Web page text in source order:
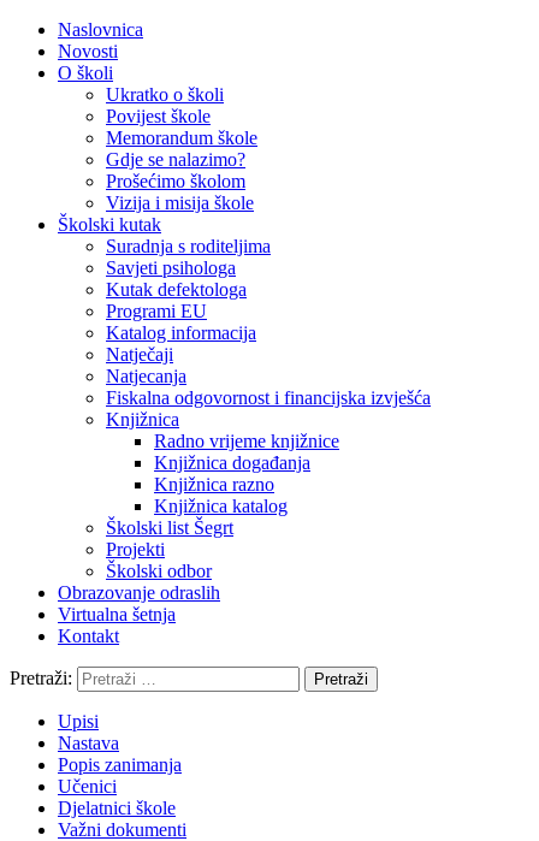
Naslovnica
Novosti
O školi
Ukratko o školi
Povijest škole
Memorandum škole
Gdje se nalazimo?
Prošećimo školom
Vizija i misija škole
Školski kutak
Suradnja s roditeljima
Savjeti psihologa
Kutak defektologa
Programi EU
Katalog informacija
Natječaji
Natjecanja
Fiskalna odgovornost i financijska izvješća
Knjižnica
Radno vrijeme knjižnice
Knjižnica događanja
Knjižnica razno
Knjižnica katalog
Školski list Šegrt
Projekti
Školski odbor
Obrazovanje odraslih
Virtualna šetnja
Kontakt
Pretraži:
Upisi
Nastava
Popis zanimanja
Učenici
Djelatnici škole
Važni dokumenti